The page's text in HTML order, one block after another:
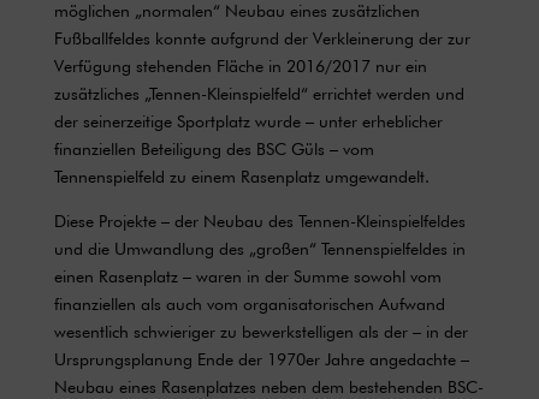
möglichen „normalen“ Neubau eines zusätzlichen
Fußballfeldes konnte aufgrund der Verkleinerung der zur
Verfügung stehenden Fläche in 2016/2017 nur ein
zusätzliches „Tennen-Kleinspielfeld“ errichtet werden und
der seinerzeitige Sportplatz wurde – unter erheblicher
finanziellen Beteiligung des BSC Güls – vom
Tennenspielfeld zu einem Rasenplatz umgewandelt.
Diese Projekte – der Neubau des Tennen-Kleinspielfeldes
und die Umwandlung des „großen“ Tennenspielfeldes in
einen Rasenplatz – waren in der Summe sowohl vom
finanziellen als auch vom organisatorischen Aufwand
wesentlich schwieriger zu bewerkstelligen als der – in der
Ursprungsplanung Ende der 1970er Jahre angedachte –
Neubau eines Rasenplatzes neben dem bestehenden BSC-